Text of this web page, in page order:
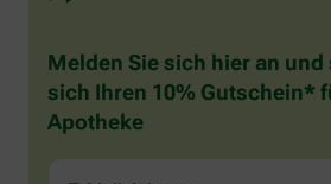
Melden Sie sich hier an und
sich Ihren 10% Gutschein*
Apotheke